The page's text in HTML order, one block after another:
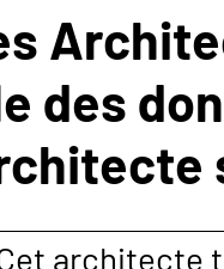
des
architecte